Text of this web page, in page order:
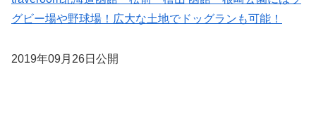
グビー場や野球場！広大な土地でドッグランも可能！
2019年09月26日公開